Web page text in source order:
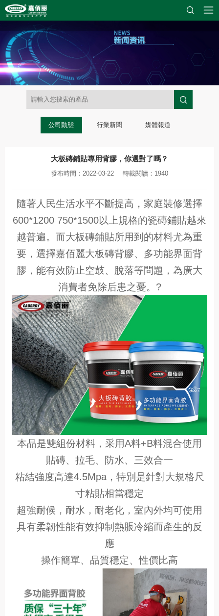
公司動態 行業新聞 媒體報道
大板磚鋪貼專用背膠，你選對了嗎？
發布時間：2022-03-22 轉載閱讀：1940
隨著人民生活水平不斷提高，家庭裝修選擇
600*1200 750*1500以上規格的瓷磚鋪貼越來
越普遍。而大板磚鋪貼所用到的材料尤為重
要，選擇嘉佰麗大板磚背膠、多功能界面背
膠，能有效防止空鼓、脫落等問題，為廣大
消費者免除后患之憂。?
本品是雙組份材料，采用A料+B料混合使用
貼磚、拉毛、防水、三效合一
粘結強度高達4.5Mpa，特別是針對大規格尺
寸粘貼相當穩定
超強耐候，耐水，耐老化，室內外均可使用
具有柔韌性能有效抑制熱脹冷縮而產生的反
應
操作簡單、品質穩定、性價比高